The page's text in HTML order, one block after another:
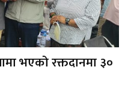
भएको रक्तदानमा ३०